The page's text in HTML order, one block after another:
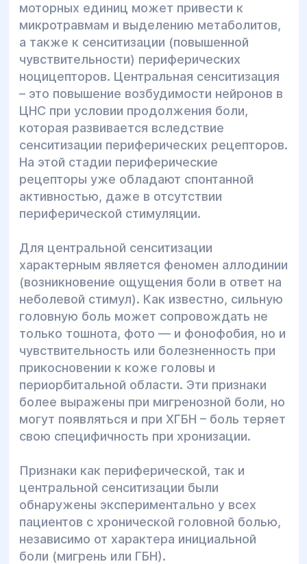
моторных единиц может привести к
микротравмам и выделению метаболитов,
а также к сенситизации (повышенной
чувствительности) периферических
ноцицепторов. Центральная сенситизация
– это повышение возбудимости нейронов в
ЦНС при условии продолжения боли,
которая развивается вследствие
сенситизации периферических рецепторов.
На этой стадии периферические
рецепторы уже обладают спонтанной
активностью, даже в отсутствии
периферической стимуляции.
Для центральной сенситизации
характерным является феномен аллодинии
(возникновение ощущения боли в ответ на
неболевой стимул). Как известно, сильную
головную боль может сопровождать не
только тошнота, фото — и фонофобия, но и
чувствительность или болезненность при
прикосновении к коже головы и
периорбитальной области. Эти признаки
более выражены при мигренозной боли, но
могут появляться и при ХГБН – боль теряет
свою специфичность при хронизации.
Признаки как периферической, так и
центральной сенситизации были
обнаружены экспериментально у всех
пациентов с хронической головной болью,
независимо от характера инициальной
боли (мигрень или ГБН).